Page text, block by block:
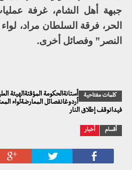
جبهة أهل الشام، غرفة
الحر، فرقة السلطان مراد،
النصر” وفصائل أخرى.
كلمات مفتاحية
أستانةالحكومة المؤقتةالهيئة
أردوغانفصائل المعارضةلواء
فيدانوقف إطلاق النار
أقسام أخبار